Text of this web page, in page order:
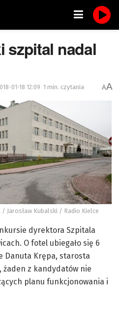
szpital nadal
01-18 12:09 1 min. czytania AA
Jarosław Kubalski / Radio Kielce
dyrektora Szpitala
O fotel ubiegało się 6
Danuta Krępa, starosta
żaden z kandydatów nie
planu funkcjonowania i